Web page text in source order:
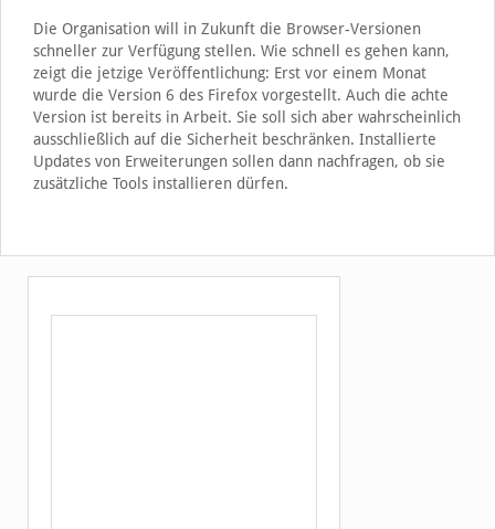
Die Organisation will in Zukunft die Browser-Versionen
schneller zur Verfügung stellen. Wie schnell es gehen kann,
zeigt die jetzige Veröffentlichung: Erst vor einem Monat
wurde die Version 6 des Firefox vorgestellt. Auch die achte
Version ist bereits in Arbeit. Sie soll sich aber wahrscheinlich
ausschließlich auf die Sicherheit beschränken. Installierte
Updates von Erweiterungen sollen dann nachfragen, ob sie
zusätzliche Tools installieren dürfen.